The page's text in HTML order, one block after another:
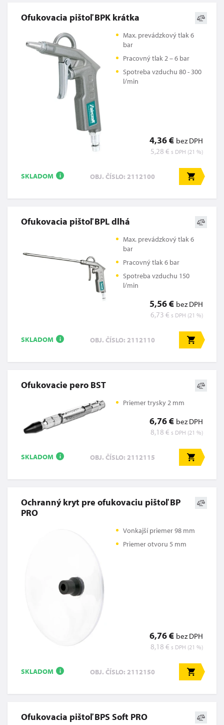
Ofukovacia pištoľ BPK krátka
Max. prevádzkový tlak 6
bar
Pracovný tlak 2 – 6 bar
Spotreba vzduchu 80 - 300
l/min
4,36 € bez DPH
5,28 € s DPH (21 %)
SKLADOM i OBJ. ČÍSLO: 2112100
Ofukovacia pištoľ BPL dlhá
Max. prevádzkový tlak 6
bar
Pracovný tlak 6 bar
Spotreba vzduchu 150
l/min
5,56 € bez DPH
6,73 € s DPH (21 %)
SKLADOM i OBJ. ČÍSLO: 2112110
Ofukovacie pero BST
Priemer trysky 2 mm
6,76 € bez DPH
8,18 € s DPH (21 %)
SKLADOM i OBJ. ČÍSLO: 2112115
Ochranný kryt pre ofukovaciu pištoľ BP
PRO
Vonkajší priemer 98 mm
Priemer otvoru 5 mm
6,76 € bez DPH
8,18 € s DPH (21 %)
SKLADOM i OBJ. ČÍSLO: 2112150
Ofukovacia pištoľ BPS Soft PRO